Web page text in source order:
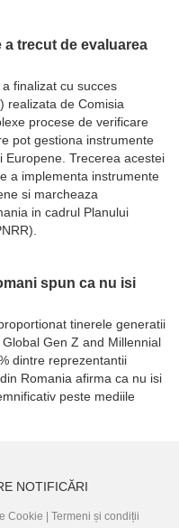
a trecut de evaluarea
finalizat cu succes
realizata de Comisia
procese de verificare
pot gestiona instrumente
Europene. Trecerea acestei
a implementa instrumente
si marcheaza
in cadrul Planului
spun ca nu isi
tinerele generatii
Gen Z and Millennial
dintre reprezentantii
Romania afirma ca nu isi
peste mediile
NOTIFICĂRI
Cookie Termeni și condiții